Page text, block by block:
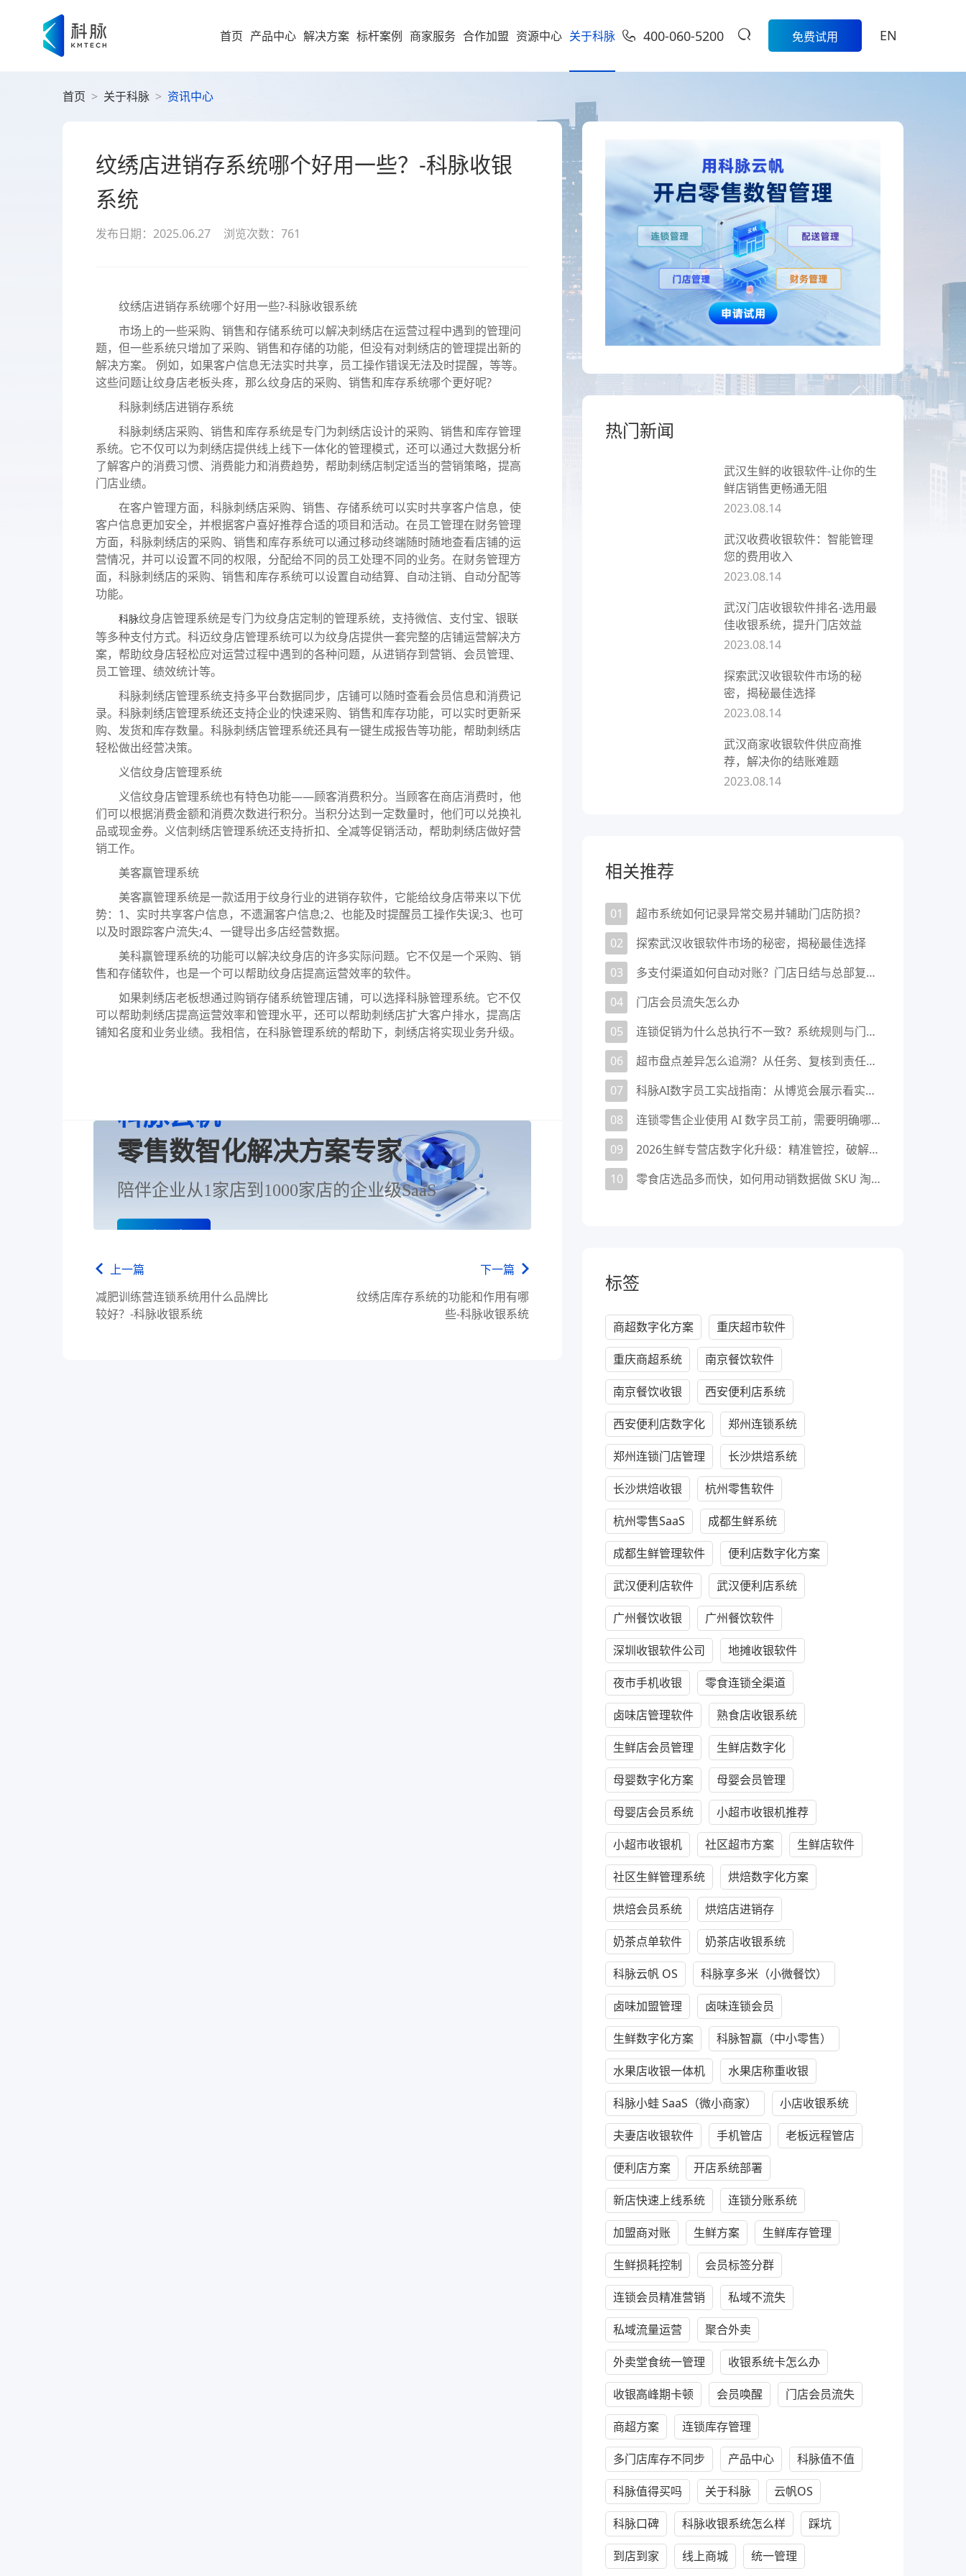
首页 产品中心
集团型企业
大型企业
高成长型企业
数字化增值服务
查看所有产品
科脉云鼎
集团定制化智慧零售解决方
科脉云帆OS
科脉钱鲸云
服务于泛零售连锁企业的一
款可定制化的SaaS软件
科脉钱鲸云
服务于泛零售连锁企业的一
款可定制化的SaaS软件
餐饮集团版
定制餐饮系统个性化服务/
提供私有化部署
解决方案
新零售解决方案
到店到家一体化经营，进销存智
化增长
控、会员营销和线上线下一体化
经营，帮助生鲜门店实现更精
细、更高效的日常管理。
统一管理
智能供应链管控、业务移动化管
理，助力商超行业效能全面升级
大卖场
多元化门店经营、线上线下一体
化，助力大卖场行业进入智慧零
售时代
社区超市生意增长
数字化辅助管理、多元化精准营
销，助力母婴行业多渠道获客
烘焙
聚合流量资源、采供销协同一
体，助力烘焙行业轻松管店
酒业
溯源管货全链路，赋能酒商高效
经营全域增长
熟食
跨业态供应链管理、数字工具赋
能，助力熟食企业降本增效
餐饮
企业开店更简单
标杆案例 商家服务
营增长训练营
合作加盟 资源中心
便利店
收银系统
智慧零售
服务支持
技术支持
正版鉴定
查询经销商
科脉AI客服
科脉数智中国
行沙龙报名入
口
学习中心
关于科脉
科脉介绍
科脉动态
科脉招聘
人才价值
扫码体验
400-060-5200 免费试用 EN
首页 > 关于科脉 > 资讯中心
纹绣店进销存系统哪个好用一些？-科脉收银
系统
发布日期：2025.06.27 浏览次数：761
纹绣店进销存系统哪个好用一些?-科脉收银系统
市场上的一些采购、销售和存储系统可以解决刺绣店在运营过程中遇到的管理问
题，但一些系统只增加了采购、销售和存储的功能，但没有对刺绣店的管理提出新的
解决方案。 例如，如果客户信息无法实时共享，员工操作错误无法及时提醒，等等。
这些问题让纹身店老板头疼，那么纹身店的采购、销售和库存系统哪个更好呢?
科脉刺绣店进销存系统
科脉刺绣店采购、销售和库存系统是专门为刺绣店设计的采购、销售和库存管理
系统。它不仅可以为刺绣店提供线上线下一体化的管理模式，还可以通过大数据分析
了解客户的消费习惯、消费能力和消费趋势，帮助刺绣店制定适当的营销策略，提高
门店业绩。
在客户管理方面，科脉刺绣店采购、销售、存储系统可以实时共享客户信息，使
客户信息更加安全，并根据客户喜好推荐合适的项目和活动。在员工管理在财务管理
方面，科脉刺绣店的采购、销售和库存系统可以通过移动终端随时随地查看店铺的运
营情况，并可以设置不同的权限，分配给不同的员工处理不同的业务。在财务管理方
面，科脉刺绣店的采购、销售和库存系统可以设置自动结算、自动注销、自动分配等
功能。
科脉纹身店管理系统是专门为纹身店定制的管理系统，支持微信、支付宝、银联
等多种支付方式。科迈纹身店管理系统可以为纹身店提供一套完整的店铺运营解决方
案，帮助纹身店轻松应对运营过程中遇到的各种问题，从进销存到营销、会员管理、
员工管理、绩效统计等。
科脉刺绣店管理系统支持多平台数据同步，店铺可以随时查看会员信息和消费记
录。科脉刺绣店管理系统还支持企业的快速采购、销售和库存功能，可以实时更新采
购、发货和库存数量。科脉刺绣店管理系统还具有一键生成报告等功能，帮助刺绣店
轻松做出经营决策。
义信纹身店管理系统
义信纹身店管理系统也有特色功能——顾客消费积分。当顾客在商店消费时，他
们可以根据消费金额和消费次数进行积分。当积分达到一定数量时，他们可以兑换礼
品或现金券。义信刺绣店管理系统还支持折扣、全减等促销活动，帮助刺绣店做好营
销工作。
美客赢管理系统
美客赢管理系统是一款适用于纹身行业的进销存软件，它能给纹身店带来以下优
势：1、实时共享客户信息，不遗漏客户信息;2、也能及时提醒员工操作失误;3、也可
以及时跟踪客户流失;4、一键导出多店经营数据。
美科赢管理系统的功能可以解决纹身店的许多实际问题。它不仅是一个采购、销
售和存储软件，也是一个可以帮助纹身店提高运营效率的软件。
如果刺绣店老板想通过购销存储系统管理店铺，可以选择科脉管理系统。它不仅
可以帮助刺绣店提高运营效率和管理水平，还可以帮助刺绣店扩大客户排水，提高店
铺知名度和业务业绩。我相信，在科脉管理系统的帮助下，刺绣店将实现业务升级。
科脉云帆
零售数智化解决方案专家
陪伴企业从1家店到1000家店的企业级SaaS
上一篇
减肥训练营连锁系统用什么品牌比
较好？-科脉收银系统
下一篇
纹绣店库存系统的功能和作用有哪
些-科脉收银系统
热门新闻
武汉生鲜的收银软件-让你的生
鲜店销售更畅通无阻
2023.08.14
武汉收费收银软件：智能管理
您的费用收入
2023.08.14
武汉门店收银软件排名-选用最
佳收银系统，提升门店效益
2023.08.14
探索武汉收银软件市场的秘
密，揭秘最佳选择
2023.08.14
武汉商家收银软件供应商推
荐，解决你的结账难题
2023.08.14
相关推荐
01
超市系统如何记录异常交易并辅助门店防损？
02
探索武汉收银软件市场的秘密，揭秘最佳选择
03
多支付渠道如何自动对账？门店日结与总部复核方法
04
门店会员流失怎么办
05
连锁促销为什么总执行不一致？系统规则与门店动作拆解
06
超市盘点差异怎么追溯？从任务、复核到责任记录
07
科脉AI数字员工实战指南：从博览会展示看实体门店智能化应用
08
连锁零售企业使用 AI 数字员工前，需要明确哪些能力边界？
09
2026生鲜专营店数字化升级：精准管控，破解损耗与品质难题
10
零食店选品多而快，如何用动销数据做 SKU 淘汰？
标签
商超数字化方案 重庆超市软件
重庆商超系统 南京餐饮软件
南京餐饮收银 西安便利店系统
西安便利店数字化 郑州连锁系统
郑州连锁门店管理 长沙烘焙系统
长沙烘焙收银 杭州零售软件
杭州零售SaaS 成都生鲜系统
成都生鲜管理软件 便利店数字化方案
武汉便利店软件 武汉便利店系统
广州餐饮收银 广州餐饮软件
深圳收银软件公司 地摊收银软件
夜市手机收银 零食连锁全渠道
卤味店管理软件 熟食店收银系统
生鲜店会员管理 生鲜店数字化
母婴数字化方案 母婴会员管理
母婴店会员系统 小超市收银机推荐
小超市收银机 社区超市方案 生鲜店软件
社区生鲜管理系统 烘焙数字化方案
烘焙会员系统 烘焙店进销存
奶茶点单软件 奶茶店收银系统
科脉云帆 OS 科脉享多米（小微餐饮）
卤味加盟管理 卤味连锁会员
生鲜数字化方案 科脉智赢（中小零售）
水果店收银一体机 水果店称重收银
科脉小蛙 SaaS（微小商家） 小店收银系统
夫妻店收银软件 手机管店 老板远程管店
便利店方案 开店系统部署
新店快速上线系统 连锁分账系统
加盟商对账 生鲜方案 生鲜库存管理
生鲜损耗控制 会员标签分群
连锁会员精准营销 私域不流失
私域流量运营 聚合外卖
外卖堂食统一管理 收银系统卡怎么办
收银高峰期卡顿 会员唤醒 门店会员流失
商超方案 连锁库存管理
多门店库存不同步 产品中心 科脉值不值
科脉值得买吗 关于科脉 云帆OS
科脉口碑 科脉收银系统怎么样 踩坑
到店到家 线上商城 统一管理